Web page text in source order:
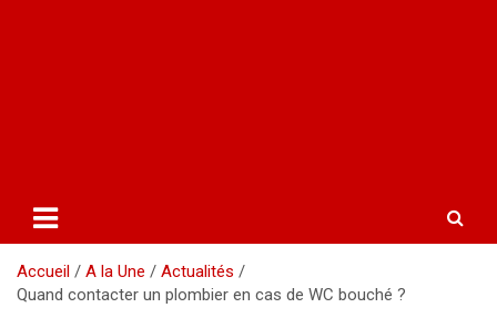
Accueil A la Une
Actualités
Quand contacter un plombier en cas de WC bouché ?